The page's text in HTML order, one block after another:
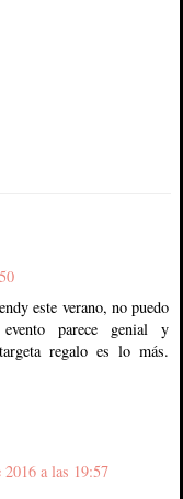
este verano, no puedo
parece genial y
regalo es lo más.
a las 19:57